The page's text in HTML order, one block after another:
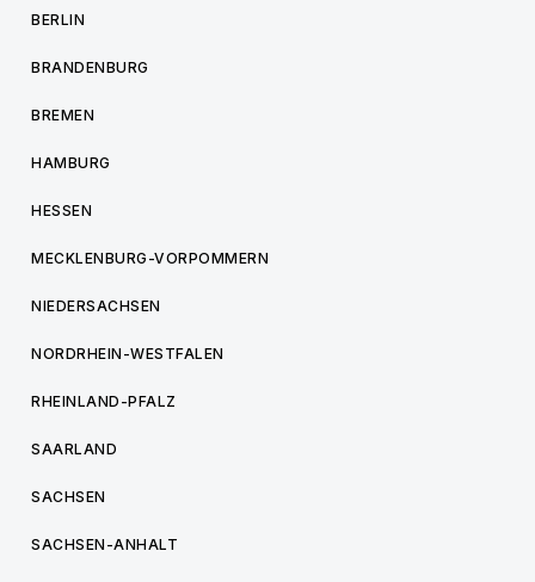
BERLIN
BRANDENBURG
BREMEN
HAMBURG
HESSEN
MECKLENBURG-VORPOMMERN
NIEDERSACHSEN
NORDRHEIN-WESTFALEN
RHEINLAND-PFALZ
SAARLAND
SACHSEN
SACHSEN-ANHALT